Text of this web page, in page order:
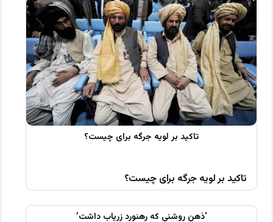
تاکید بر لویه جرگه برای چیست؟